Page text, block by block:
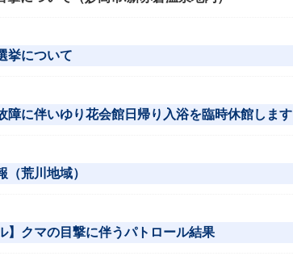
挙について
障に伴いゆり花会館日帰り入浴を臨時休館します
（荒川地域）
】クマの目撃に伴うパトロール結果